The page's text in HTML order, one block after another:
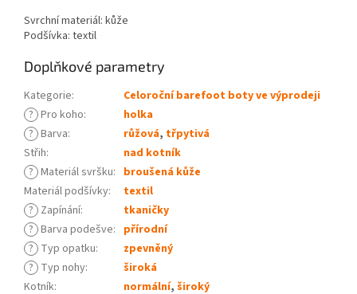
Svrchní materiál: kůže
Podšívka: textil
Doplňkové parametry
Kategorie:
Celoroční barefoot boty ve výprodeji
? Pro koho:
holka
? Barva: růžová, třpytivá
Střih:
nad kotník
? Materiál svršku: broušená kůže
Materiál podšívky:
textil
? Zapínání:
tkaničky
? Barva podešve: přírodní
? Typ opatku:
zpevněný
? Typ nohy:
široká
Kotník: normální, široký